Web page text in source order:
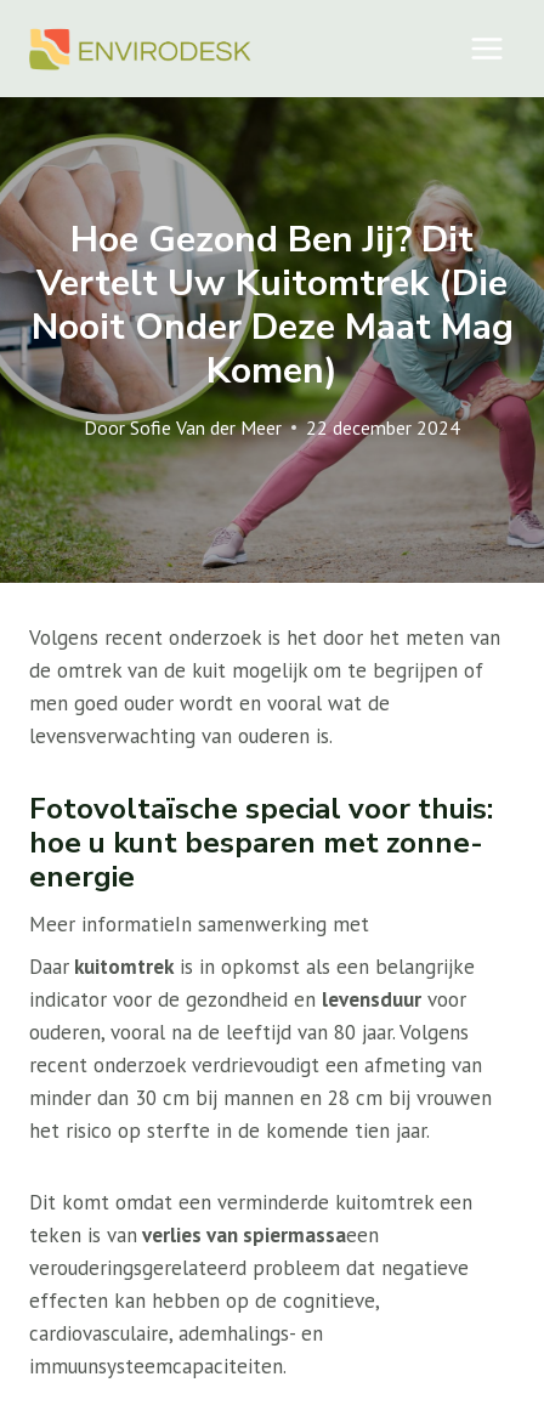
naar
Hoe Gezond Ben Jij? Dit
Vertelt Uw Kuitomtrek (die
Nooit Onder Deze Maat Mag
Komen)
DoorSofie Van der Meer 22 december 2024
Volgens recent onderzoek is het door het meten van
de omtrek van de kuit mogelijk om te begrijpen of
men goed ouder wordt en vooral wat de
levensverwachting van ouderen is.
Fotovoltaïsche special voor thuis:
hoe u kunt besparen met zonne-
energie
Meer informatieIn samenwerking met
Daar kuitomtrekis in opkomst als een belangrijke
indicator voor de gezondheid en levensduur voor
ouderen, vooral na de leeftijd van 80 jaar. Volgens
recent onderzoek verdrievoudigt een afmeting van
minder dan 30 cm bij mannen en 28 cm bij vrouwen
het risico op sterfte in de komende tien jaar.
Dit komt omdat een verminderde kuitomtrek een
teken is van verlies van spiermassaeen
verouderingsgerelateerd probleem dat negatieve
effecten kan hebben op de cognitieve,
cardiovasculaire, ademhalings- en
immuunsysteemcapaciteiten.